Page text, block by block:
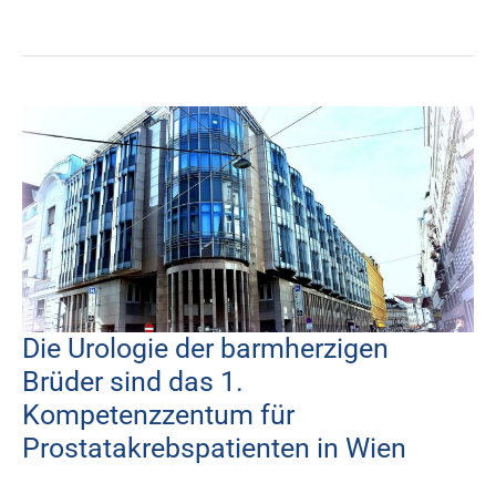
Die Urologie der barmherzigen
Brüder sind das 1.
Kompetenzzentum für
Prostatakrebspatienten in Wien
Die
Urologie
der
barmherzigen